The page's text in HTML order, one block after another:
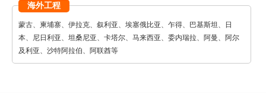
海外工程
蒙古、柬埔寨、伊拉克、叙利亚、埃塞俄比亚、乍得、巴基斯坦、日
本、尼日利亚、坦桑尼亚、卡塔尔、马来西亚、委内瑞拉、阿曼、阿尔
及利亚、沙特阿拉伯、阿联酋等